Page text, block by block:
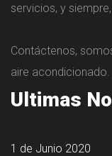
servicios, y
Contáctenos,
aire acondicionado.
Ultimas
1 de Junio 2020